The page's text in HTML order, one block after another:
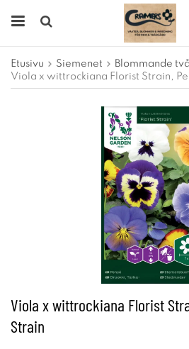
Etusivu Siemenet
Blommande
Viola x wittrockiana Florist Strain,
Viola x wittrockiana Florist
Strain